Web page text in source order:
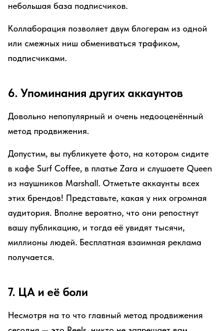
небольшая база подписчиков.
Коллаборация позволяет двум блогерам из одной
или смежных ниш обмениваться трафиком,
подписчиками.
6. Упоминания других аккаунтов
Довольно непопулярный и очень недооценённый
метод продвижения.
Допустим, вы публикуете фото, на котором сидите
в кафе Surf Coffee, в платье Zara и слушаете Queen
из наушников Marshall. Отметьте аккаунты всех
этих брендов! Представьте, какая у них огромная
аудитория. Вполне вероятно, что они репостнут
вашу публикацию, и тогда её увидят тысячи,
миллионы людей. Бесплатная взаимная реклама
получается.
7. ЦА и её боли
Несмотря на то что главный метод продвижения